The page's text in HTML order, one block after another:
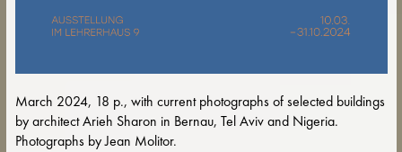
March 2024, 18 p., with current photographs of selected buildings
by architect Arieh Sharon in Bernau, Tel Aviv and Nigeria.
Photographs by Jean Molitor.